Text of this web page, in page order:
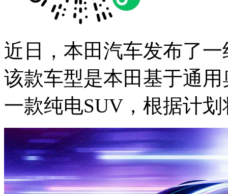
近日，本田汽车发布了
该款车型是本田基于通
一款纯电SUV，根据计